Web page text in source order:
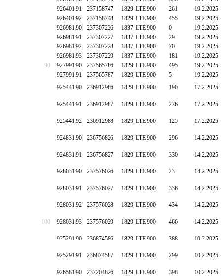
926401:91
237158747 1829 LTE 900 261
19.2.2025
926401:92
237158748 1829 LTE 900 455
19.2.2025
926981:90
237307226 1837 LTE 900 0
19.2.2025
926981:91
237307227 1837 LTE 900 29
19.2.2025
926981:92
237307228 1837 LTE 900 70
19.2.2025
926981:93
237307229 1837 LTE 900 181
19.2.2025
90
927991:90 237565786 1829 LTE 900 495
19.2.2025
927991:91
237565787 1829 LTE 900 5
19.2.2025
925441:90
236912986 1829 LTE 900 190 17.2.2025
925441:91 236912987 1829 LTE 900 276 17.2.2025
925441:92 236912988 1829 LTE 900 125 17.2.2025
924831:90 236756826 1829 LTE 900 296 14.2.2025
924831:91 236756827 1829 LTE 900 330 14.2.2025
928031:90 237576026 1829 LTE 900 23 14.2.2025
928031:91 237576027 1829 LTE 900 336 14.2.2025
928031:92 237576028 1829 LTE 900 434 14.2.2025
100 928031:93 237576029 1829 LTE 900 466 14.2.2025
925291:90 236874586 1829 LTE 900 388 10.2.2025
925291:91 236874587 1829 LTE 900 299 10.2.2025
926581:90 237204826 1829 LTE 900 398 10.2.2025